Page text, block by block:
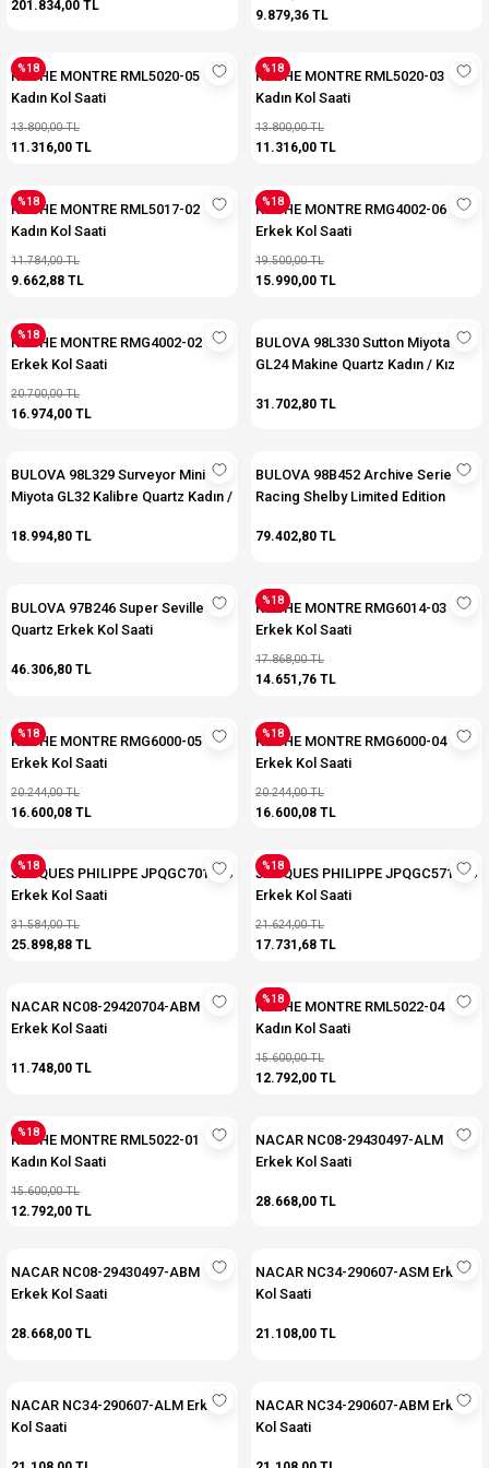
201.834,00 TL
9.879,36 TL
%18
ROCHE MONTRE RML5020-05
Kadın Kol Saati
13.800,00 TL
11.316,00 TL
%18
ROCHE MONTRE RML5020-03
Kadın Kol Saati
13.800,00 TL
11.316,00 TL
%18
ROCHE MONTRE RML5017-02
Kadın Kol Saati
11.784,00 TL
9.662,88 TL
%18
ROCHE MONTRE RMG4002-06
Erkek Kol Saati
19.500,00 TL
15.990,00 TL
%18
ROCHE MONTRE RMG4002-02
Erkek Kol Saati
20.700,00 TL
16.974,00 TL
BULOVA 98L330 Sutton Miyota
GL24 Makine Quartz Kadın / Kız
31.702,80 TL
BULOVA 98L329 Surveyor Mini -
Miyota GL32 Kalibre Quartz Kadın /
18.994,80 TL
BULOVA 98B452 Archive Series
Racing Shelby Limited Edition
79.402,80 TL
BULOVA 97B246 Super Seville
Quartz Erkek Kol Saati
46.306,80 TL
%18
ROCHE MONTRE RMG6014-03
Erkek Kol Saati
17.868,00 TL
14.651,76 TL
%18
ROCHE MONTRE RMG6000-05
Erkek Kol Saati
20.244,00 TL
16.600,08 TL
%18
ROCHE MONTRE RMG6000-04
Erkek Kol Saati
20.244,00 TL
16.600,08 TL
%18
JACQUES PHILIPPE JPQGC701336
Erkek Kol Saati
31.584,00 TL
25.898,88 TL
%18
JACQUES PHILIPPE JPQGC571346
Erkek Kol Saati
21.624,00 TL
17.731,68 TL
NACAR NC08-29420704-ABM
Erkek Kol Saati
11.748,00 TL
%18
ROCHE MONTRE RML5022-04
Kadın Kol Saati
15.600,00 TL
12.792,00 TL
%18
ROCHE MONTRE RML5022-01
Kadın Kol Saati
15.600,00 TL
12.792,00 TL
NACAR NC08-29430497-ALM
Erkek Kol Saati
28.668,00 TL
NACAR NC08-29430497-ABM
Erkek Kol Saati
28.668,00 TL
NACAR NC34-290607-ASM Erkek
Kol Saati
21.108,00 TL
NACAR NC34-290607-ALM Erkek
Kol Saati
NACAR NC34-290607-ABM Erkek
Kol Saati